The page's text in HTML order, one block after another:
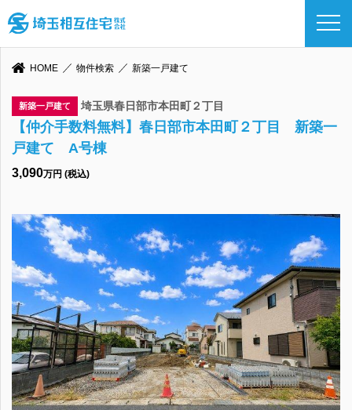
HOME 物件検索 新築一戸建て
新築一戸建て 埼玉県春日部市本田町２丁目
【仲介手数料無料】春日部市本田町２丁目 新築一
戸建て A号棟
3,090万円 (税込)